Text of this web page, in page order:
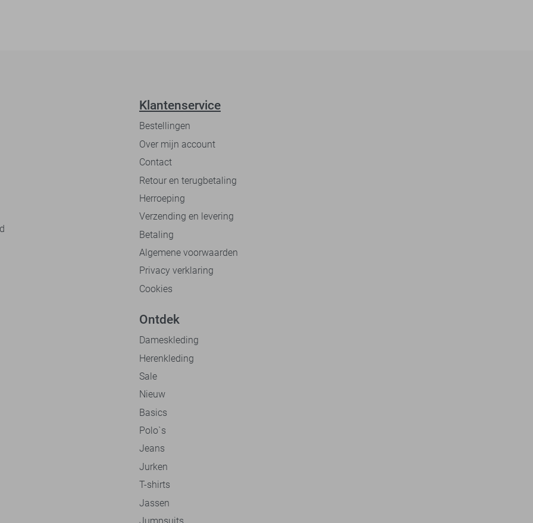
Klantenservice
Bestellingen
Over mijn account
Contact
Retour en terugbetaling
Herroeping
Verzending en levering
Betaling
Algemene voorwaarden
Privacy verklaring
Cookies
Ontdek
Dameskleding
Herenkleding
Sale
Nieuw
Basics
Polo`s
Jeans
Jurken
T-shirts
Jassen